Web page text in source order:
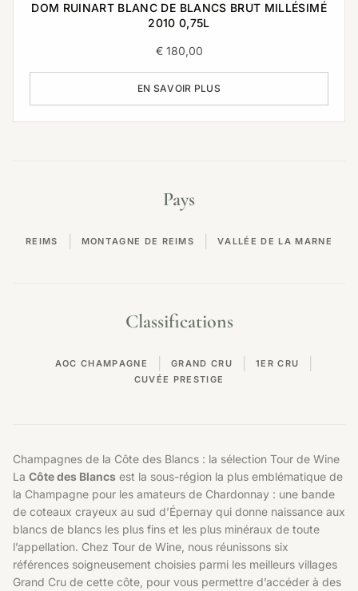
DOM RUINART BLANC DE BLANCS BRUT MILLÉSIMÉ
2010 0,75L
€180,00
EN SAVOIR PLUS
Pays
REIMS MONTAGNE DE REIMS VALLÉE DE LA MARNE
Classifications
AOC CHAMPAGNE GRAND CRU 1ER CRU
CUVÉE PRESTIGE
Champagnes de la Côte des Blancs : la sélection Tour de Wine
La Côte des Blancs est la sous-région la plus emblématique de
la Champagne pour les amateurs de Chardonnay : une bande
de coteaux crayeux au sud d’Épernay qui donne naissance aux
blancs de blancs les plus fins et les plus minéraux de toute
l’appellation. Chez Tour de Wine, nous réunissons six
références soigneusement choisies parmi les meilleurs villages
Grand Cru de cette côte, pour vous permettre d’accéder à des